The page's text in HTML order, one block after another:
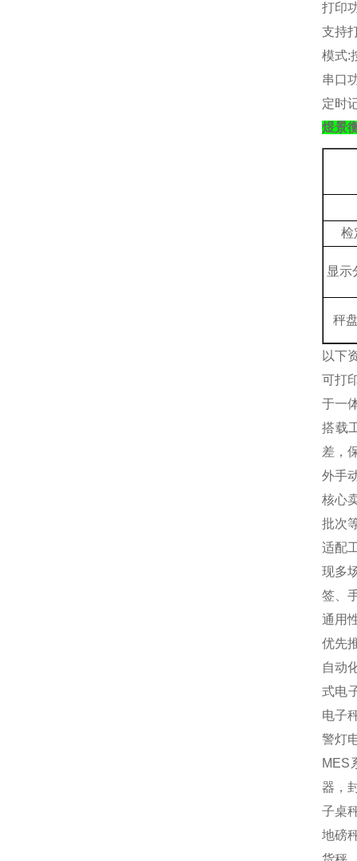
打印
支持
模式:
串口
定时
煜景
检
显示
秤
以下
可打
于一
搭载
差，
外手
核心
批次
适配
现多
签、
通用
优先
自动
式电
电子
警灯
MES
器，
子桌
地磅